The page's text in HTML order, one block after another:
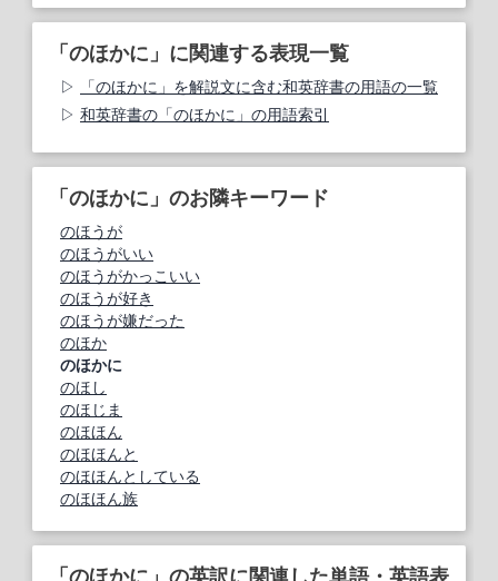
「のほかに」に関連する表現一覧
「のほかに」を解説文に含む和英辞書の用語の一覧
和英辞書の「のほかに」の用語索引
「のほかに」のお隣キーワード
のほうが
のほうがいい
のほうがかっこいい
のほうが好き
のほうが嫌だった
のほか
のほかに
のほし
のほじま
のほほん
のほほんと
のほほんとしている
のほほん族